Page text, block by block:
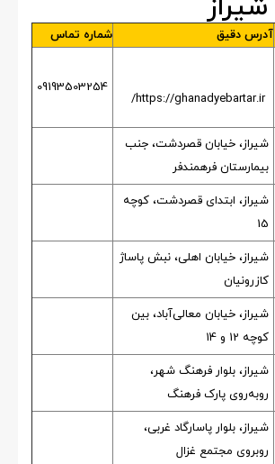
آدرس دقیق شماره تماس
https://ghanadyebartar.ir/
09193503254
شیراز، خیابان قصردشت، جنب
بیمارستان فرهمندفر
شیراز، ابتدای قصردشت، کوچه
15
شیراز، خیابان اهلی، نبش پاساژ
کازرونیان
شیراز، خیابان معالی‌آباد، بین
کوچه 12 و 14
شیراز، بلوار فرهنگ شهر،
روبه‌روی پارک فرهنگ
شیراز، بلوار پاسارگاد غربی،
روبروی مجتمع غزال